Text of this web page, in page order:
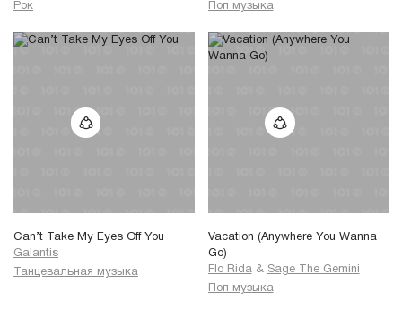
Рок
Поп музыка
Can’t Take My Eyes Off You
Galantis
Танцевальная музыка
Vacation (Anywhere You Wanna
Go)
Flo Rida & Sage The Gemini
Поп музыка